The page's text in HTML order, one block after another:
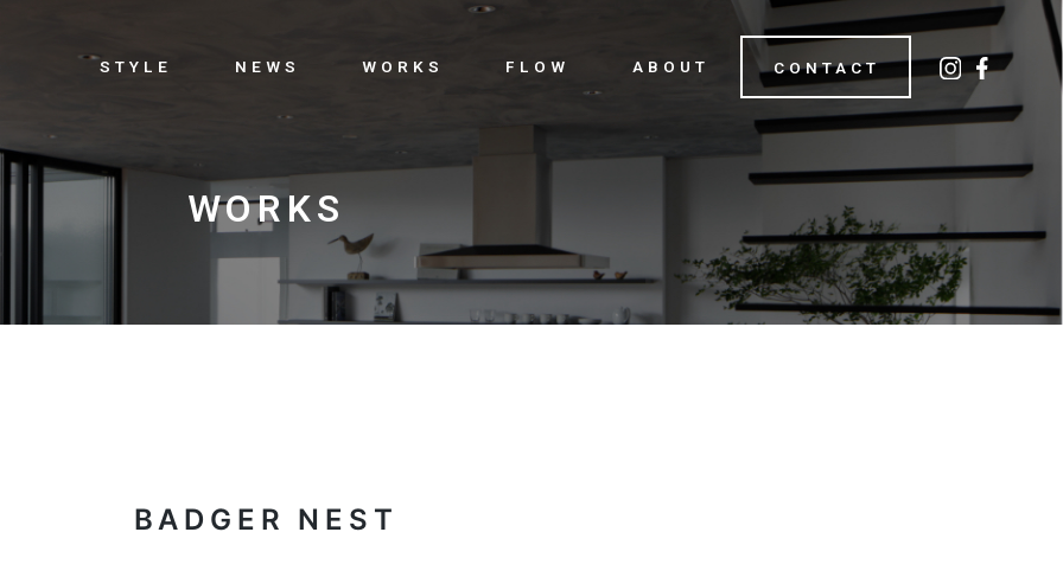
STYLE NEWS WORKS FLOW ABOUT CONTACT
WORKS
BADGER NEST